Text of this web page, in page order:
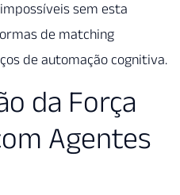
sem esta
de matching
de automação cognitiva.
da Força
Agentes